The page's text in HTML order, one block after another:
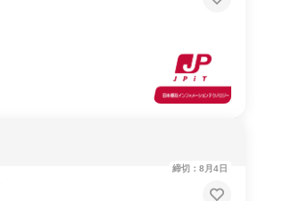
締切：8月4日